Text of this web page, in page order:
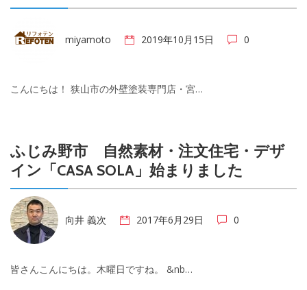
miyamoto 2019年10月15日 0
こんにちは！ 狭山市の外壁塗装専門店・宮…
ふじみ野市 自然素材・注文住宅・デザ
イン「CASA SOLA」始まりました
向井 義次 2017年6月29日 0
皆さんこんにちは。木曜日ですね。 &nb…